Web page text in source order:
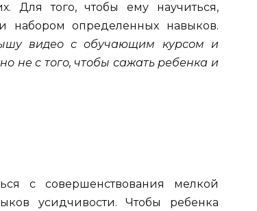
Для того, чтобы ему научиться,
определенных навыков.
видео с обучающим курсом и
не с того, чтобы сажать ребенка и
с совершенствования мелкой
усидчивости. Чтобы ребенка